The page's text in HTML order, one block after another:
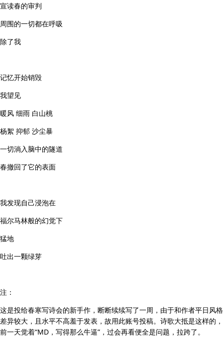
宣读春的审判
周围的一切都在呼吸
除了我
记忆开始销毁
我望见
暖风 细雨 白山桃
杨絮 抑郁 沙尘暴
一切淌入脑中的隧道
春撤回了它的表面
我发现自己浸泡在
福尔马林般的幻觉下
猛地
吐出一颗绿芽
注：
这是投给春寒写诗会的新手作，断断续续写了一周，由于和作者平日风格
差异较大，且水平不高羞于发表，故用此账号投稿。诗歌大抵是这样的，
前一天觉着“MD，写得那么牛逼”，过会再看便全是问题，拉跨了。